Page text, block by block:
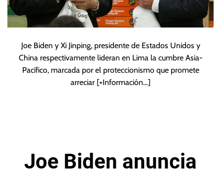
Joe Biden y Xi Jinping, presidente de Estados Unidos y
China respectivamente lideran en Lima la cumbre Asia-
Pacífico, marcada por el proteccionismo que promete
arreciar [+Información…]
Joe Biden anuncia